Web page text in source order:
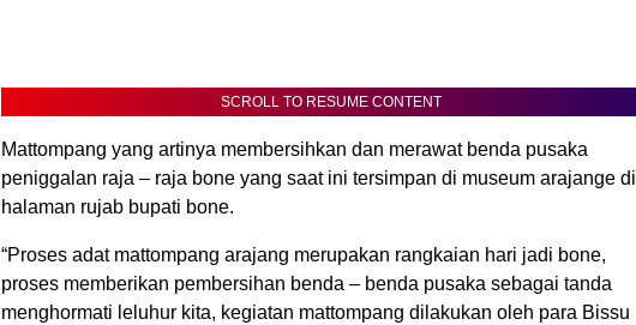
SCROLL TO RESUME CONTENT
Mattompang yang artinya membersihkan dan merawat benda pusaka
peniggalan raja – raja bone yang saat ini tersimpan di museum arajange di
halaman rujab bupati bone.
“Proses adat mattompang arajang merupakan rangkaian hari jadi bone,
proses memberikan pembersihan benda – benda pusaka sebagai tanda
menghormati leluhur kita, kegiatan mattompang dilakukan oleh para Bissu